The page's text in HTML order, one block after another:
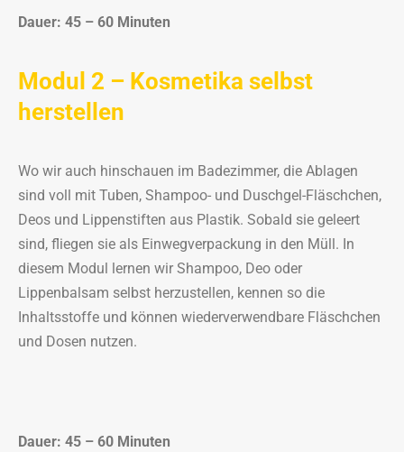
Dauer: 45 – 60 Minuten
Modul 2 – Kosmetika selbst
herstellen
Wo wir auch hinschauen im Badezimmer, die Ablagen
sind voll mit Tuben, Shampoo- und Duschgel-Fläschchen,
Deos und Lippenstiften aus Plastik. Sobald sie geleert
sind, fliegen sie als Einwegverpackung in den Müll. In
diesem Modul lernen wir Shampoo, Deo oder
Lippenbalsam selbst herzustellen, kennen so die
Inhaltsstoffe und können wiederverwendbare Fläschchen
und Dosen nutzen.
Dauer: 45 – 60 Minuten